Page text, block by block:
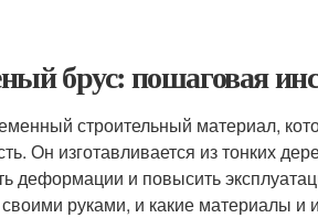
брус: пошаговая
строительный материал,
Он изготавливается из тонких
деформации и повысить
руками, и какие материалы и